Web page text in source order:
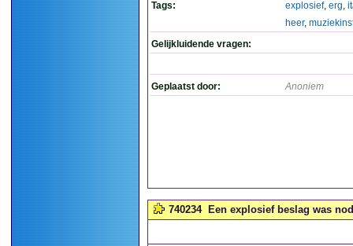
Tags:
explosief, erg,
heer,
Gelijkluidende vragen:
Geplaatst door: Anoniem
740234 Een explosief beslag was